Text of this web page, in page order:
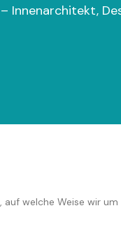
Innenarchitekt,
welche Weise wir